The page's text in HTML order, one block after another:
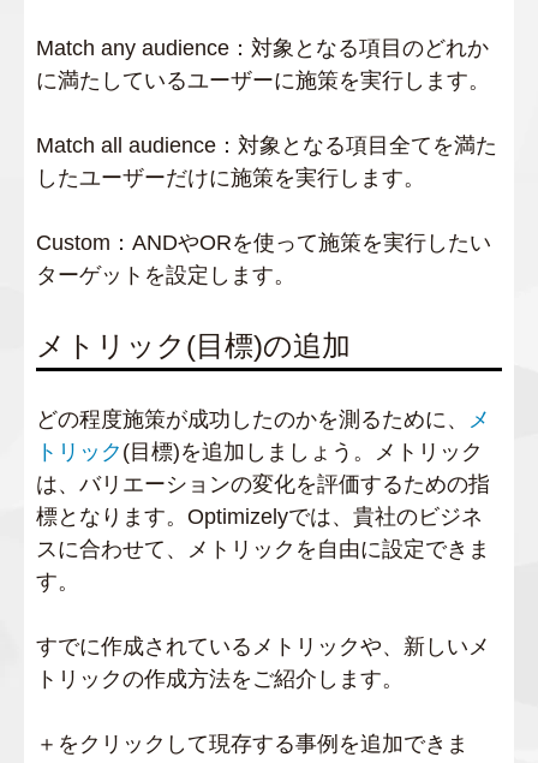
Match any audience：対象となる項目のどれか
に満たしているユーザーに施策を実行します。
Match all audience：対象となる項目全てを満た
したユーザーだけに施策を実行します。
Custom：ANDやORを使って施策を実行したい
ターゲットを設定します。
メトリック(目標)の追加
どの程度施策が成功したのかを測るために、 メ
トリック (目標)を追加しましょう。メトリック
は、バリエーションの変化を評価するための指
標となります。Optimizelyでは、貴社のビジネ
スに合わせて、メトリックを自由に設定できま
す。
すでに作成されているメトリックや、新しいメ
トリックの作成方法をご紹介します。
＋をクリックして現存する事例を追加できま